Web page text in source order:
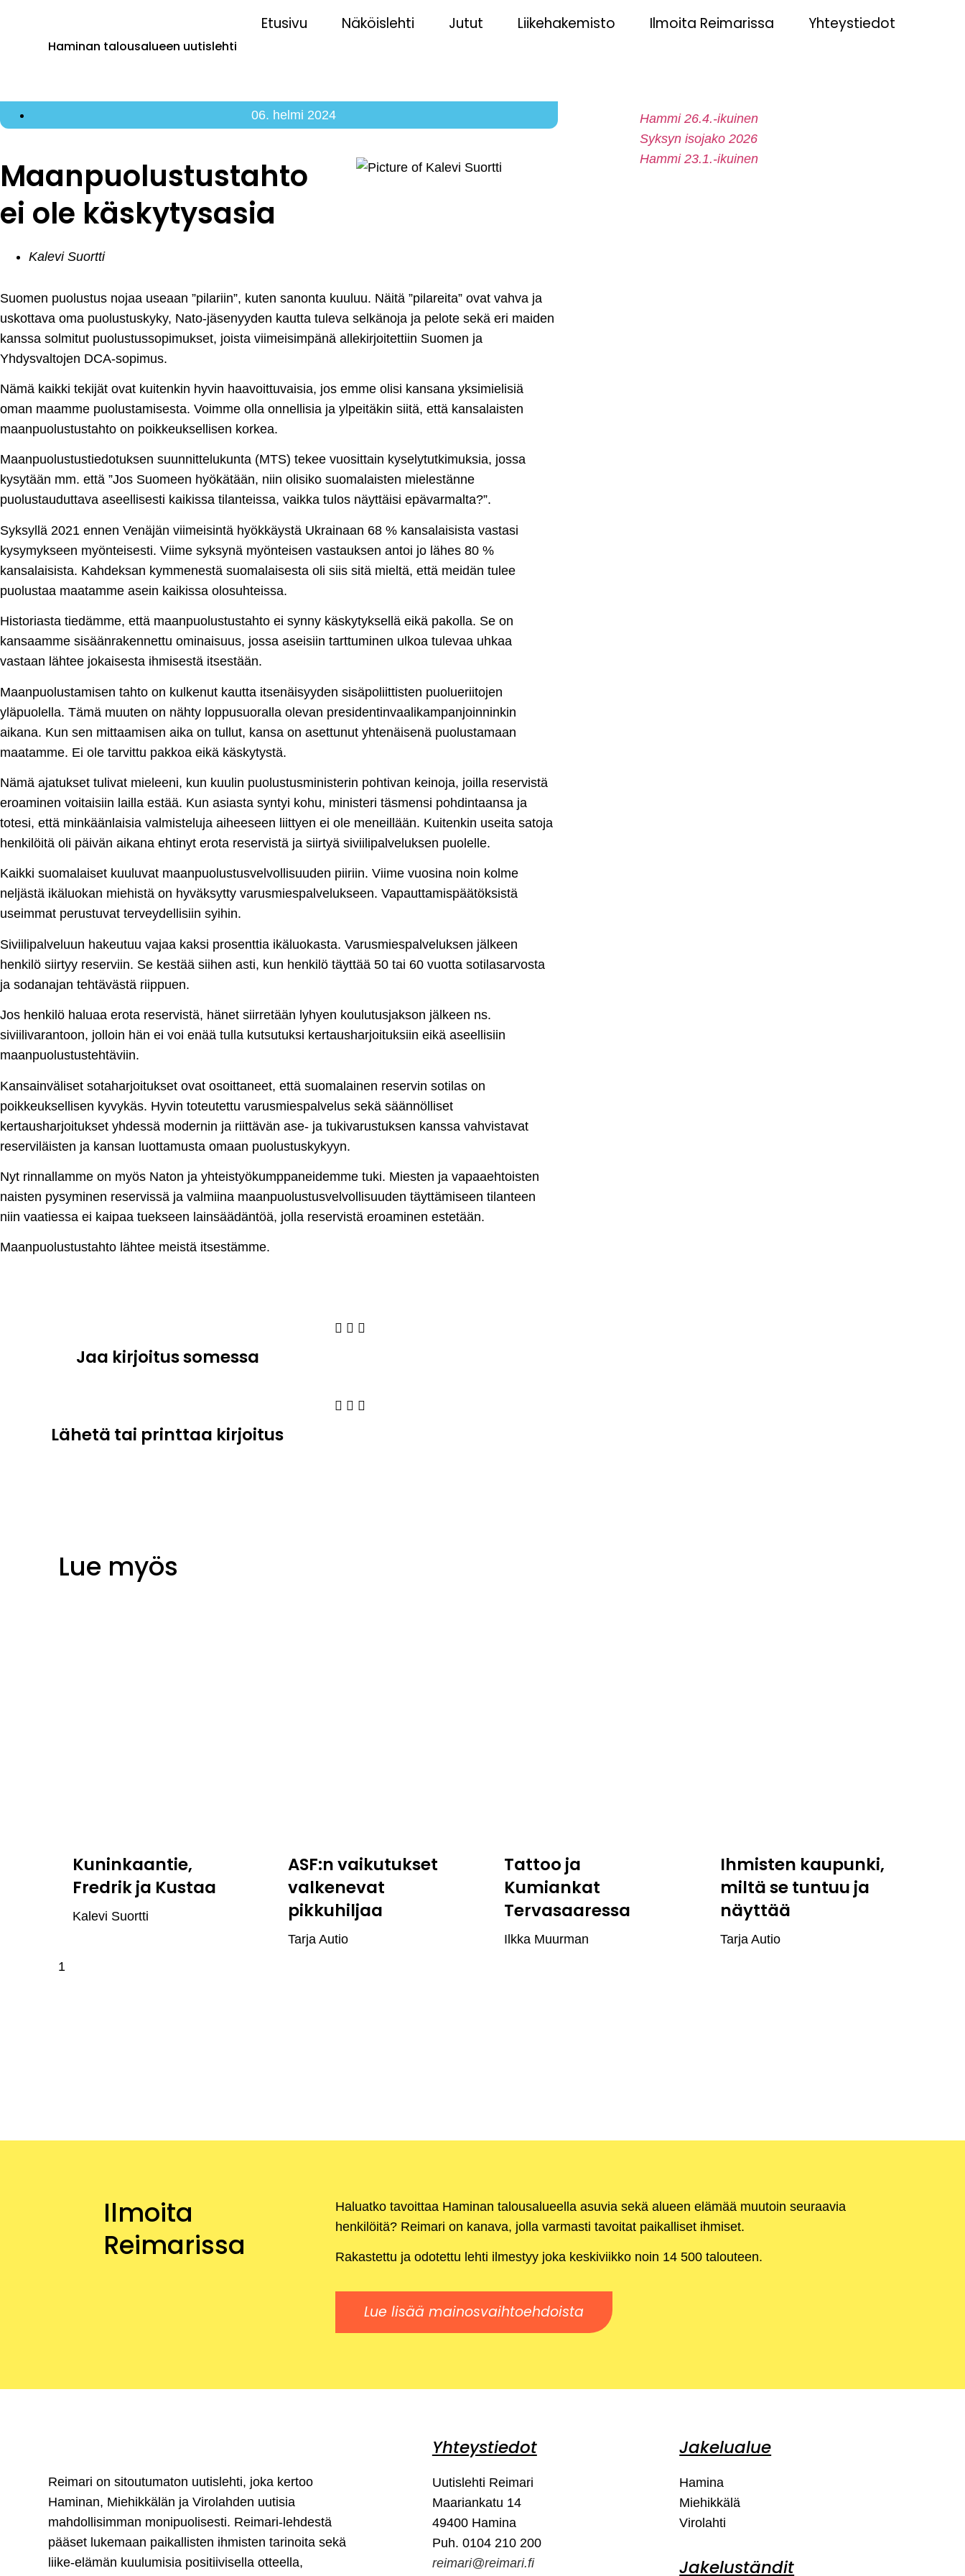
Haminan talousalueen uutislehti
Etusivu Näköislehti Jutut Liikehakemisto Ilmoita Reimarissa Yhteystiedot
06. helmi 2024
Maanpuolustustahto
ei ole käskytysasia
Kalevi Suortti
Suomen puolustus nojaa useaan ”pilariin”, kuten sanonta kuuluu. Näitä ”pilareita” ovat vahva ja
uskottava oma puolustuskyky, Nato-jäsenyyden kautta tuleva selkänoja ja pelote sekä eri maiden
kanssa solmitut puolustussopimukset, joista viimeisimpänä allekirjoitettiin Suomen ja
Yhdysvaltojen DCA-sopimus.
Nämä kaikki tekijät ovat kuitenkin hyvin haavoittuvaisia, jos emme olisi kansana yksimielisiä
oman maamme puolustamisesta. Voimme olla onnellisia ja ylpeitäkin siitä, että kansalaisten
maanpuolustustahto on poikkeuksellisen korkea.
Maanpuolustustiedotuksen suunnittelukunta (MTS) tekee vuosittain kyselytutkimuksia, jossa
kysytään mm. että ”Jos Suomeen hyökätään, niin olisiko suomalaisten mielestänne
puolustauduttava aseellisesti kaikissa tilanteissa, vaikka tulos näyttäisi epävarmalta?”.
Syksyllä 2021 ennen Venäjän viimeisintä hyökkäystä Ukrainaan 68 % kansalaisista vastasi
kysymykseen myönteisesti. Viime syksynä myönteisen vastauksen antoi jo lähes 80 %
kansalaisista. Kahdeksan kymmenestä suomalaisesta oli siis sitä mieltä, että meidän tulee
puolustaa maatamme asein kaikissa olosuhteissa.
Historiasta tiedämme, että maanpuolustustahto ei synny käskytyksellä eikä pakolla. Se on
kansaamme sisäänrakennettu ominaisuus, jossa aseisiin tarttuminen ulkoa tulevaa uhkaa
vastaan lähtee jokaisesta ihmisestä itsestään.
Maanpuolustamisen tahto on kulkenut kautta itsenäisyyden sisäpoliittisten puolueriitojen
yläpuolella. Tämä muuten on nähty loppusuoralla olevan presidentinvaalikampanjoinninkin
aikana. Kun sen mittaamisen aika on tullut, kansa on asettunut yhtenäisenä puolustamaan
maatamme. Ei ole tarvittu pakkoa eikä käskytystä.
Nämä ajatukset tulivat mieleeni, kun kuulin puolustusministerin pohtivan keinoja, joilla reservistä
eroaminen voitaisiin lailla estää. Kun asiasta syntyi kohu, ministeri täsmensi pohdintaansa ja
totesi, että minkäänlaisia valmisteluja aiheeseen liittyen ei ole meneillään. Kuitenkin useita satoja
henkilöitä oli päivän aikana ehtinyt erota reservistä ja siirtyä siviilipalveluksen puolelle.
Kaikki suomalaiset kuuluvat maanpuolustusvelvollisuuden piiriin. Viime vuosina noin kolme
neljästä ikäluokan miehistä on hyväksytty varusmiespalvelukseen. Vapauttamispäätöksistä
useimmat perustuvat terveydellisiin syihin.
Siviilipalveluun hakeutuu vajaa kaksi prosenttia ikäluokasta. Varusmiespalveluksen jälkeen
henkilö siirtyy reserviin. Se kestää siihen asti, kun henkilö täyttää 50 tai 60 vuotta sotilasarvosta
ja sodanajan tehtävästä riippuen.
Jos henkilö haluaa erota reservistä, hänet siirretään lyhyen koulutusjakson jälkeen ns.
siviilivarantoon, jolloin hän ei voi enää tulla kutsutuksi kertausharjoituksiin eikä aseellisiin
maanpuolustustehtäviin.
Kansainväliset sotaharjoitukset ovat osoittaneet, että suomalainen reservin sotilas on
poikkeuksellisen kyvykäs. Hyvin toteutettu varusmiespalvelus sekä säännölliset
kertausharjoitukset yhdessä modernin ja riittävän ase- ja tukivarustuksen kanssa vahvistavat
reserviläisten ja kansan luottamusta omaan puolustuskykyyn.
Nyt rinnallamme on myös Naton ja yhteistyökumppaneidemme tuki. Miesten ja vapaaehtoisten
naisten pysyminen reservissä ja valmiina maanpuolustusvelvollisuuden täyttämiseen tilanteen
niin vaatiessa ei kaipaa tuekseen lainsäädäntöä, jolla reservistä eroaminen estetään.
Maanpuolustustahto lähtee meistä itsestämme.
Jaa kirjoitus somessa
Lähetä tai printtaa kirjoitus
Hammi 26.4.-ikuinen
Syksyn isojako 2026
Hammi 23.1.-ikuinen
Lue myös
Kuninkaantie,
Fredrik ja Kustaa
Kalevi Suortti
ASF:n vaikutukset
valkenevat
pikkuhiljaa
Tarja Autio
Tattoo ja
Kumiankat
Tervasaaressa
Ilkka Muurman
Ihmisten kaupunki,
miltä se tuntuu ja
näyttää
Tarja Autio
Ilmoita
Reimarissa
Haluatko tavoittaa Haminan talousalueella asuvia sekä alueen elämää muutoin seuraavia
henkilöitä? Reimari on kanava, jolla varmasti tavoitat paikalliset ihmiset.
Rakastettu ja odotettu lehti ilmestyy joka keskiviikko noin 14 500 talouteen.
Lue lisää mainosvaihtoehdoista
Reimari on sitoutumaton uutislehti, joka kertoo
Haminan, Miehikkälän ja Virolahden uutisia
mahdollisimman monipuolisesti. Reimari-lehdestä
pääset lukemaan paikallisten ihmisten tarinoita sekä
liike-elämän kuulumisia positiivisella otteella,
Yhteystiedot
Uutislehti Reimari
Maariankatu 14
49400 Hamina
Puh. 0104 210 200
reimari@reimari.fi
Jakelualue
Hamina
Miehikkälä
Virolahti
Jakeluständit